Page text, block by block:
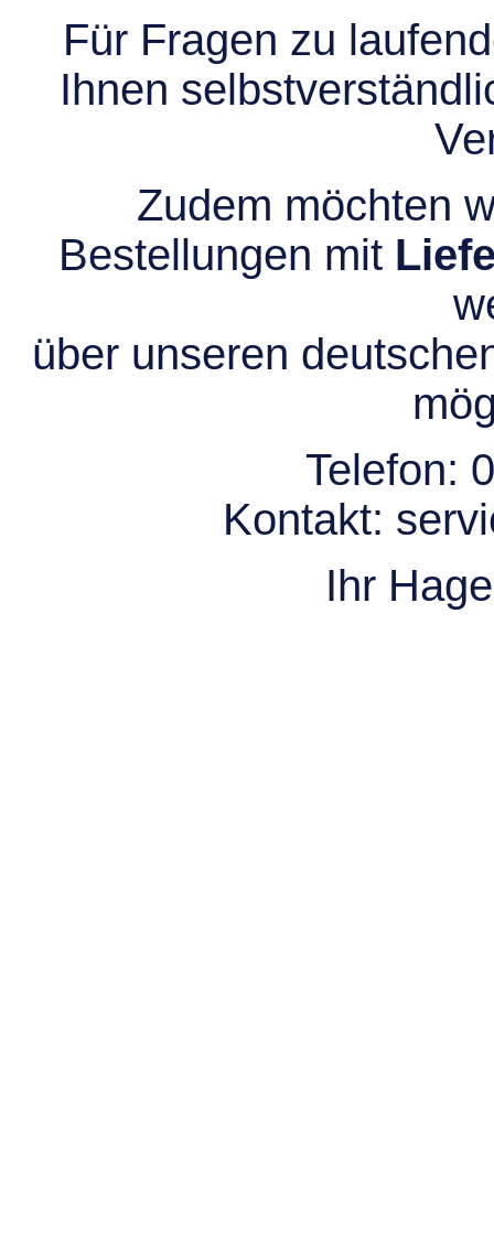
Für Fragen zu
Ihnen
Zudem möchten
Bestellungen mit
über unseren
Telefon:
Kontakt:
Ihr